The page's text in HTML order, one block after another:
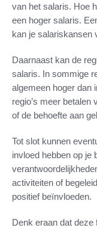
van het salaris. Hoe
een hoger salaris.
kan je salariskansen
Daarnaast kan de
salaris. In sommige
algemeen hoger dan
regio’s meer
of de behoefte aan
Tot slot kunnen
invloed hebben op je
activiteiten of
positief beïnvloeden.
Denk eraan dat deze